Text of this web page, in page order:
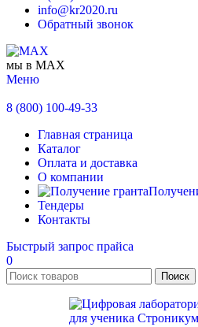
info@kr2020.ru
Обратный звонок
мы в MAX
Меню
8 (800) 100-49-33
Главная страница
Каталог
Оплата и доставка
О компании
Тендеры
Контакты
Быстрый запрос прайса
0
Поиск